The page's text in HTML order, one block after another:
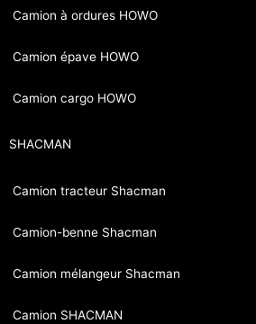
Camion à ordures HOWO
Camion épave HOWO
Camion cargo HOWO
SHACMAN
Camion tracteur Shacman
Camion-benne Shacman
Camion mélangeur Shacman
Camion SHACMAN